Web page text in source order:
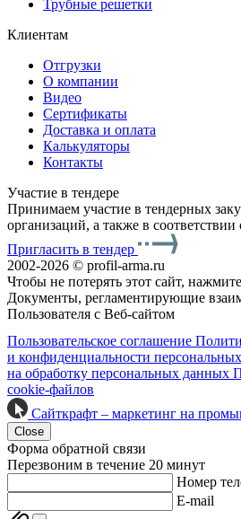
Трубные решетки
Клиентам
Отгрузки
О компании
Видео
Сертификаты
Доставка и оплата
Калькуляторы
Контакты
Участие в тендере
Принимаем участие в тендерных
организаций, а также в
Пригласить в тендер
2002-2026 © profil-arma.ru
Чтобы не потерять этот сайт,
Документы, регламентирующие
Пользователя с Веб-сайтом
Пользовательское соглашение
и конфиденциальности
на обработку персональных данных
cookie-файлов
Сайткрафт – маркетинг на
Close
Форма обратной связи
Перезвоним в течение 20 минут
Номер
E-mail